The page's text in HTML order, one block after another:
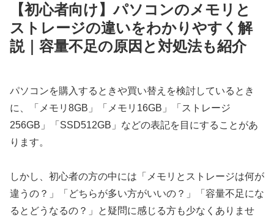
【初心者向け】パソコンのメモリと
ストレージの違いをわかりやすく解
説｜容量不足の原因と対処法も紹介
パソコンを購入するときや買い替えを検討しているとき
に、「メモリ8GB」「メモリ16GB」「ストレージ
256GB」「SSD512GB」などの表記を目にすることがあ
ります。
しかし、初心者の方の中には「メモリとストレージは何が
違うの？」「どちらが多い方がいいの？」「容量不足にな
るとどうなるの？」と疑問に感じる方も少なくありませ